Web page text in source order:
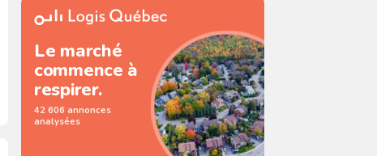
Le marché
commence à
respirer.
42 606 annonces
analysées